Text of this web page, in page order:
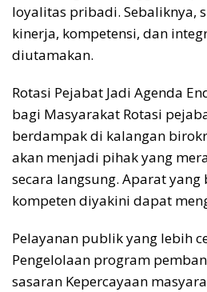
loyalitas pribadi. Sebaliknya,
kinerja, kompetensi, dan
diutamakan.
Rotasi Pejabat Jadi Agenda
bagi Masyarakat Rotasi
berdampak di kalangan
akan menjadi pihak yang
secara langsung. Aparat
kompeten diyakini dapat
Pelayanan publik yang lebih
Pengelolaan program
sasaran Kepercayaan